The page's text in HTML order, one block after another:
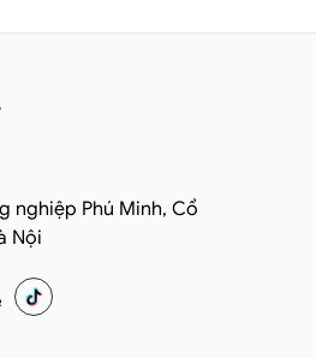
nghiệp Phú Minh, Cổ
Nội